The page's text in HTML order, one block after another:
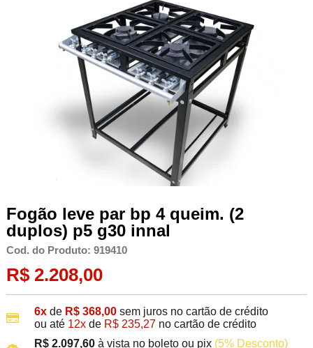
Fogão leve par bp 4 queim. (2
duplos) p5 g30 innal
Cod. do Produto: 919410
R$ 2.208,00
6xde R$ 368,00 sem juros no cartão de crédito
ou até 12xde R$ 235,27no cartão de crédito
R$ 2.097,60 à vista no boleto ou pix (5% Desconto)